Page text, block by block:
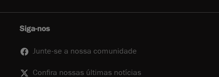
Siga-nos
Junte-se a nossa comunidade
Confira nossas últimas notícias